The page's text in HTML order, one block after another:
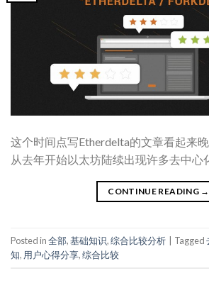
这个时间点写Etherdelta的文章看起来
从去年开始以太坊陆续出现许多去中心
CONTINUE READING →
Posted in全部,基础知识,综合比较分析 Tagged
知, 用户心得分享,综合比较